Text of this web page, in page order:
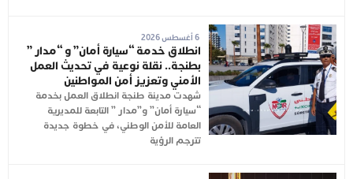
6 أغسطس 2026
انطلاق خدمة “سيارة أمان” و “مدار ”
بطنجة.. نقلة نوعية في تحديث العمل
الأمني وتعزيز أمن المواطنين
شهدت مدينة طنجة انطلاق العمل بخدمة
“سيارة أمان” و”مدار ” التابعة للمديرية
العامة للأمن الوطني، في خطوة جديدة
تترجم الرؤية